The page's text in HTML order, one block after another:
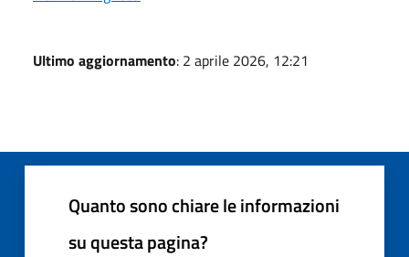
Ultimo aggiornamento: 2 aprile 2026, 12:21
Quanto sono chiare le informazioni
su questa pagina?